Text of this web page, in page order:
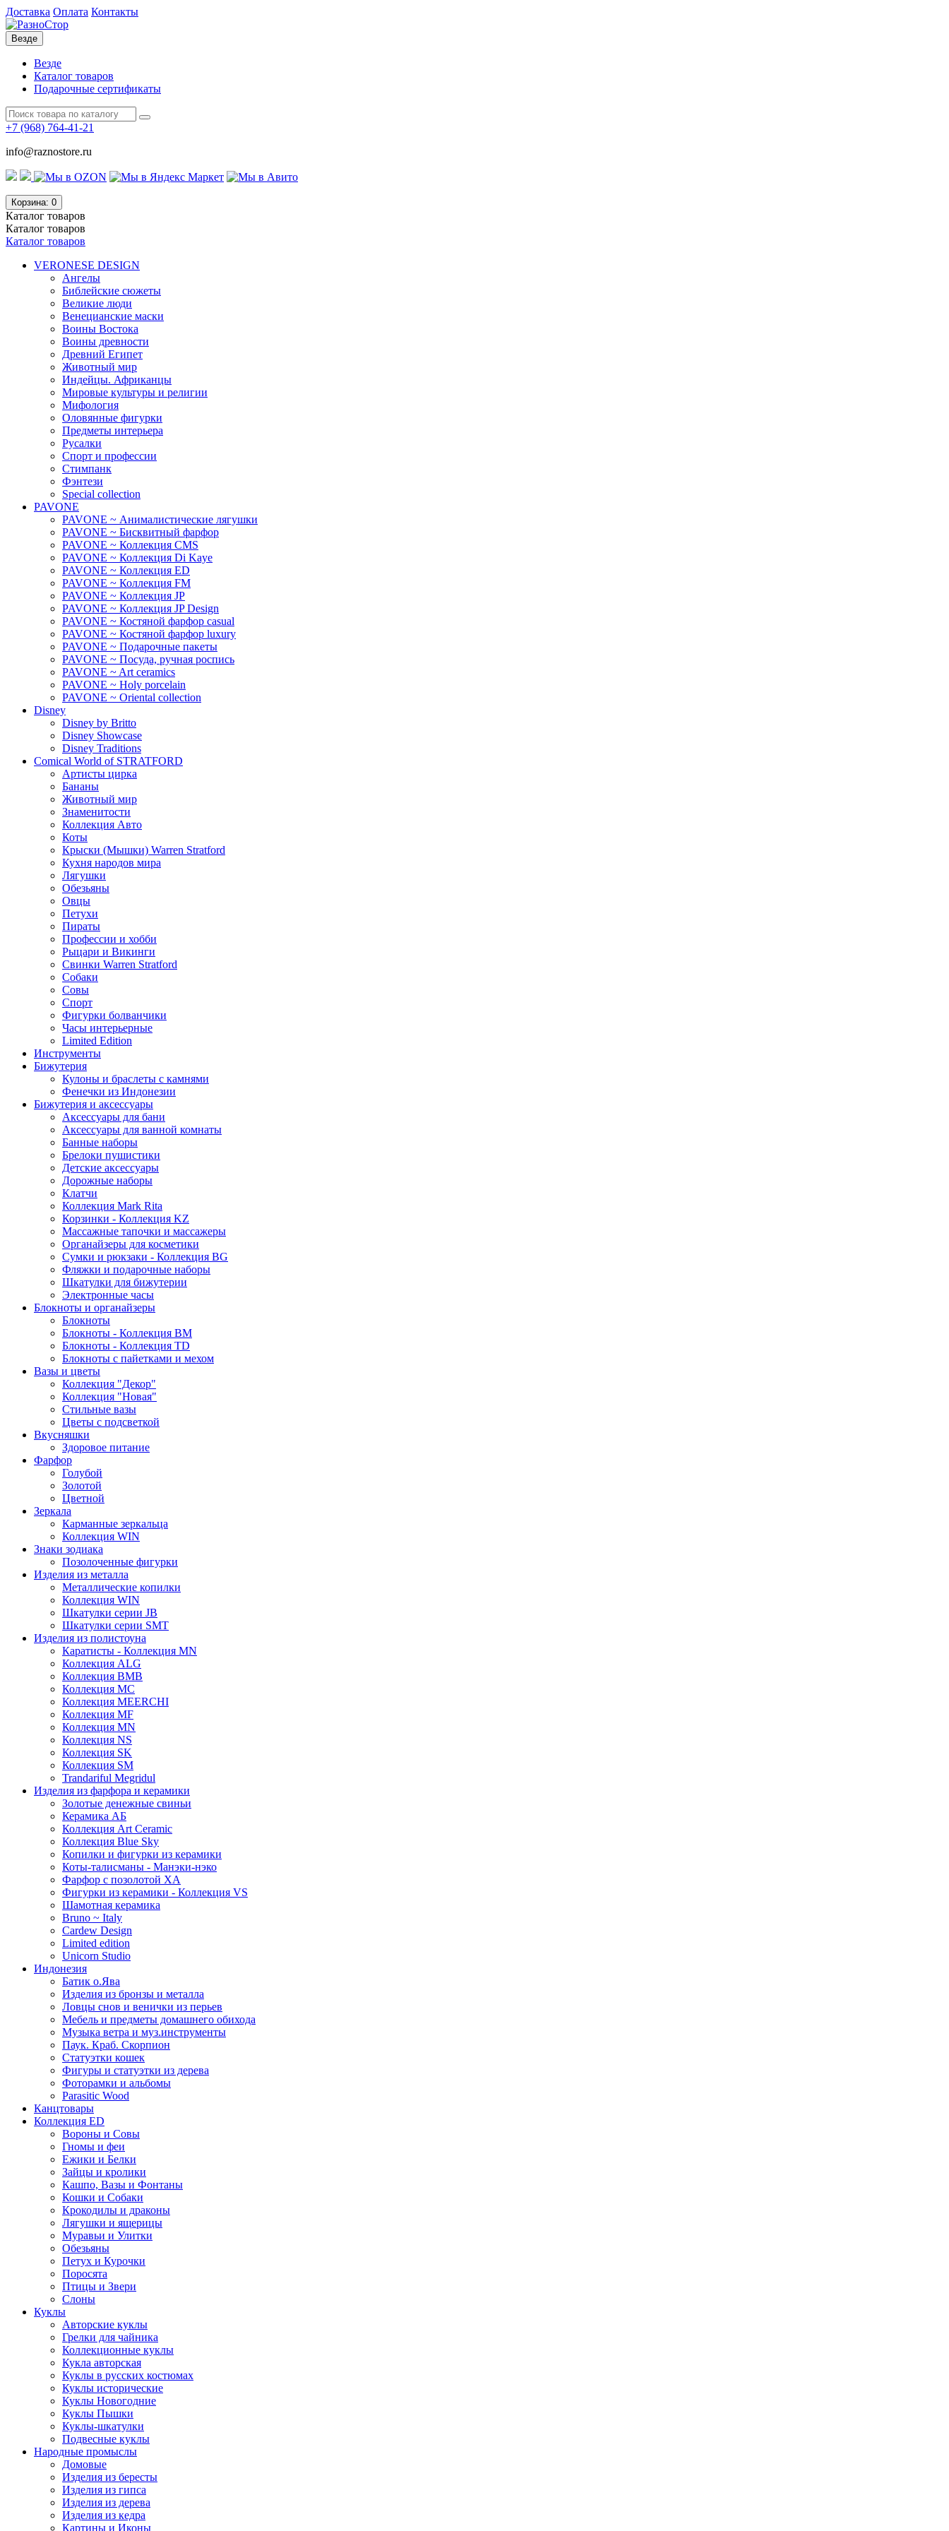
Доставка Оплата Контакты
Везде
Везде
Каталог товаров
Подарочные сертификаты
+7 (968) 764-41-21
info@raznostore.ru
Корзина: 0
Каталог товаров
Каталог товаров
Каталог товаров
VERONESE DESIGN
Ангелы
Библейские сюжеты
Великие люди
Венецианские маски
Воины Востока
Воины древности
Древний Египет
Животный мир
Индейцы. Африканцы
Мировые культуры и религии
Мифология
Оловянные фигурки
Предметы интерьера
Русалки
Спорт и профессии
Стимпанк
Фэнтези
Special collection
PAVONE
PAVONE ~ Анималистические лягушки
PAVONE ~ Бисквитный фарфор
PAVONE ~ Коллекция CMS
PAVONE ~ Коллекция Di Kaye
PAVONE ~ Коллекция ED
PAVONE ~ Коллекция FM
PAVONE ~ Коллекция JP
PAVONE ~ Коллекция JP Design
PAVONE ~ Костяной фарфор casual
PAVONE ~ Костяной фарфор luxury
PAVONE ~ Подарочные пакеты
PAVONE ~ Посуда, ручная роспись
PAVONE ~ Art ceramics
PAVONE ~ Holy porcelain
PAVONE ~ Oriental collection
Disney
Disney by Britto
Disney Showcase
Disney Traditions
Comical World of STRATFORD
Артисты цирка
Бананы
Животный мир
Знаменитости
Коллекция Авто
Коты
Крыски (Мышки) Warren Stratford
Кухня народов мира
Лягушки
Обезьяны
Овцы
Петухи
Пираты
Профессии и хобби
Рыцари и Викинги
Свинки Warren Stratford
Собаки
Совы
Спорт
Фигурки болванчики
Часы интерьерные
Limited Edition
Инструменты
Бижутерия
Кулоны и браслеты с камнями
Фенечки из Индонезии
Бижутерия и аксессуары
Аксессуары для бани
Аксессуары для ванной комнаты
Банные наборы
Брелоки пушистики
Детские аксессуары
Дорожные наборы
Клатчи
Коллекция Mark Rita
Корзинки - Коллекция KZ
Массажные тапочки и массажеры
Органайзеры для косметики
Сумки и рюкзаки - Коллекция BG
Фляжки и подарочные наборы
Шкатулки для бижутерии
Электронные часы
Блокноты и органайзеры
Блокноты
Блокноты - Коллекция BM
Блокноты - Коллекция TD
Блокноты с пайетками и мехом
Вазы и цветы
Коллекция "Декор"
Коллекция "Новая"
Стильные вазы
Цветы с подсветкой
Вкусняшки
Здоровое питание
Фарфор
Голубой
Золотой
Цветной
Зеркала
Карманные зеркальца
Коллекция WIN
Знаки зодиака
Позолоченные фигурки
Изделия из металла
Металлические копилки
Коллекция WIN
Шкатулки серии JB
Шкатулки серии SMT
Изделия из полистоуна
Каратисты - Коллекция MN
Коллекция ALG
Коллекция BMB
Коллекция MC
Коллекция MEERCHI
Коллекция MF
Коллекция MN
Коллекция NS
Коллекция SK
Коллекция SM
Trandariful Megridul
Изделия из фарфора и керамики
Золотые денежные свиньи
Керамика АБ
Коллекция Art Ceramic
Коллекция Blue Sky
Копилки и фигурки из керамики
Коты-талисманы - Манэки-нэко
Фарфор с позолотой XA
Фигурки из керамики - Коллекция VS
Шамотная керамика
Bruno ~ Italy
Cardew Design
Limited edition
Unicorn Studio
Индонезия
Батик о.Ява
Изделия из бронзы и металла
Ловцы снов и венички из перьев
Мебель и предметы домашнего обихода
Музыка ветра и муз.инструменты
Паук. Краб. Скорпион
Статуэтки кошек
Фигуры и статуэтки из дерева
Фоторамки и альбомы
Parasitic Wood
Канцтовары
Коллекция ED
Вороны и Совы
Гномы и феи
Ежики и Белки
Зайцы и кролики
Кашпо, Вазы и Фонтаны
Кошки и Собаки
Крокодилы и драконы
Лягушки и ящерицы
Муравьи и Улитки
Обезьяны
Петух и Курочки
Поросята
Птицы и Звери
Слоны
Куклы
Авторские куклы
Грелки для чайника
Коллекционные куклы
Кукла авторская
Куклы в русских костюмах
Куклы исторические
Куклы Новогодние
Куклы Пышки
Куклы-шкатулки
Подвесные куклы
Народные промыслы
Домовые
Изделия из бересты
Изделия из гипса
Изделия из дерева
Изделия из кедра
Картины и Иконы